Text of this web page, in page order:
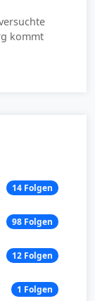
kommt
14 Folgen
98 Folgen
12 Folgen
1 Folgen